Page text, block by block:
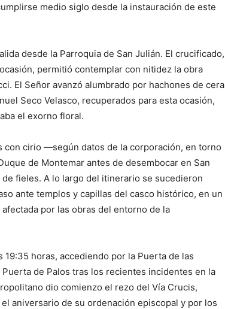
medio siglo desde la instauración de este
desde la Parroquia de San Julián. El crucificado,
permitió contemplar con nitidez la obra
El Señor avanzó alumbrado por hachones de cera
Seco Velasco, recuperados para esta ocasión,
el exorno floral.
cirio —según datos de la corporación, en torno
de Montemar antes de desembocar en San
fieles. A lo largo del itinerario se sucedieron
ante templos y capillas del casco histórico, en un
por las obras del entorno de la
19:35 horas, accediendo por la Puerta de las
de Palos tras los recientes incidentes en la
dio comienzo el rezo del Vía Crucis,
aniversario de su ordenación episcopal y por los